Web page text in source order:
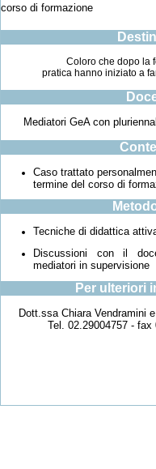
corso di formazione
Coloro che dopo la
pratica hanno iniziato a
Mediatori GeA con
Caso trattato
termine del corso di
Tecniche di didattica
Discussioni con il
mediatori in supervisione
Per ulteriori
Dott.ssa Chiara Vendramini
Tel. 02.29004757 - fax